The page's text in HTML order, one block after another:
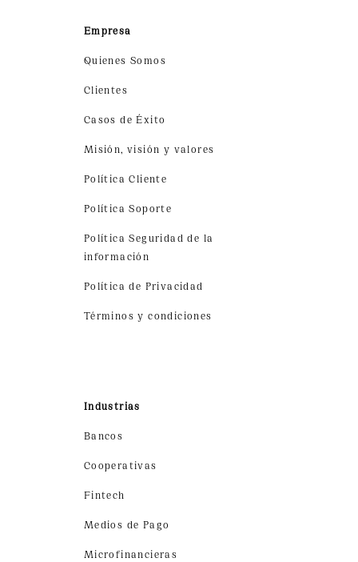
Empresa
Quienes Somos
Clientes
Casos de Éxito
Misión, visión y valores
Política Cliente
Política Soporte
Política Seguridad de la
información
Política de Privacidad
Términos y condiciones
Industrias
Bancos
Cooperativas
Fintech
Medios de Pago
Microfinancieras